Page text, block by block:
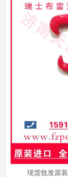
现货批发原